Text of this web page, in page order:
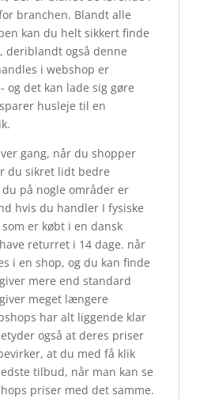
branchen. Blandt alle
kan du helt sikkert finde
deriblandt også denne
i webshop er
og det kan lade sig gøre
husleje til en
gang, når du shopper
du sikret lidt bedre
på nogle områder er
hvis du handler I fysiske
er købt i en dansk
returret i 14 dage. når
i en shop, og du kan finde
mere end standard
meget længere
har alt liggende klar
også at deres priser
at du med få klik
tilbud, når man kan se
priser med det samme.